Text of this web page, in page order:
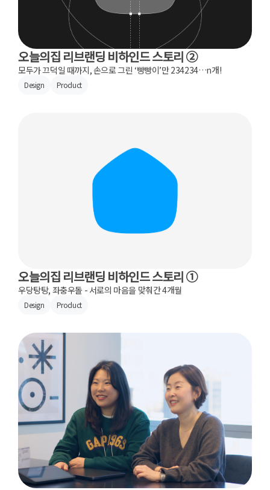
오늘의집 리브랜딩 비하인드 스토리 ②
모두가 끄덕일 때까지, 손으로 그린 ‘빵빵이’만 234234…n개!
Design Product
오늘의집 리브랜딩 비하인드 스토리 ①
우당탕탕, 좌충우돌 - 서로의 마음을 맞춰간 4개월
Design Product